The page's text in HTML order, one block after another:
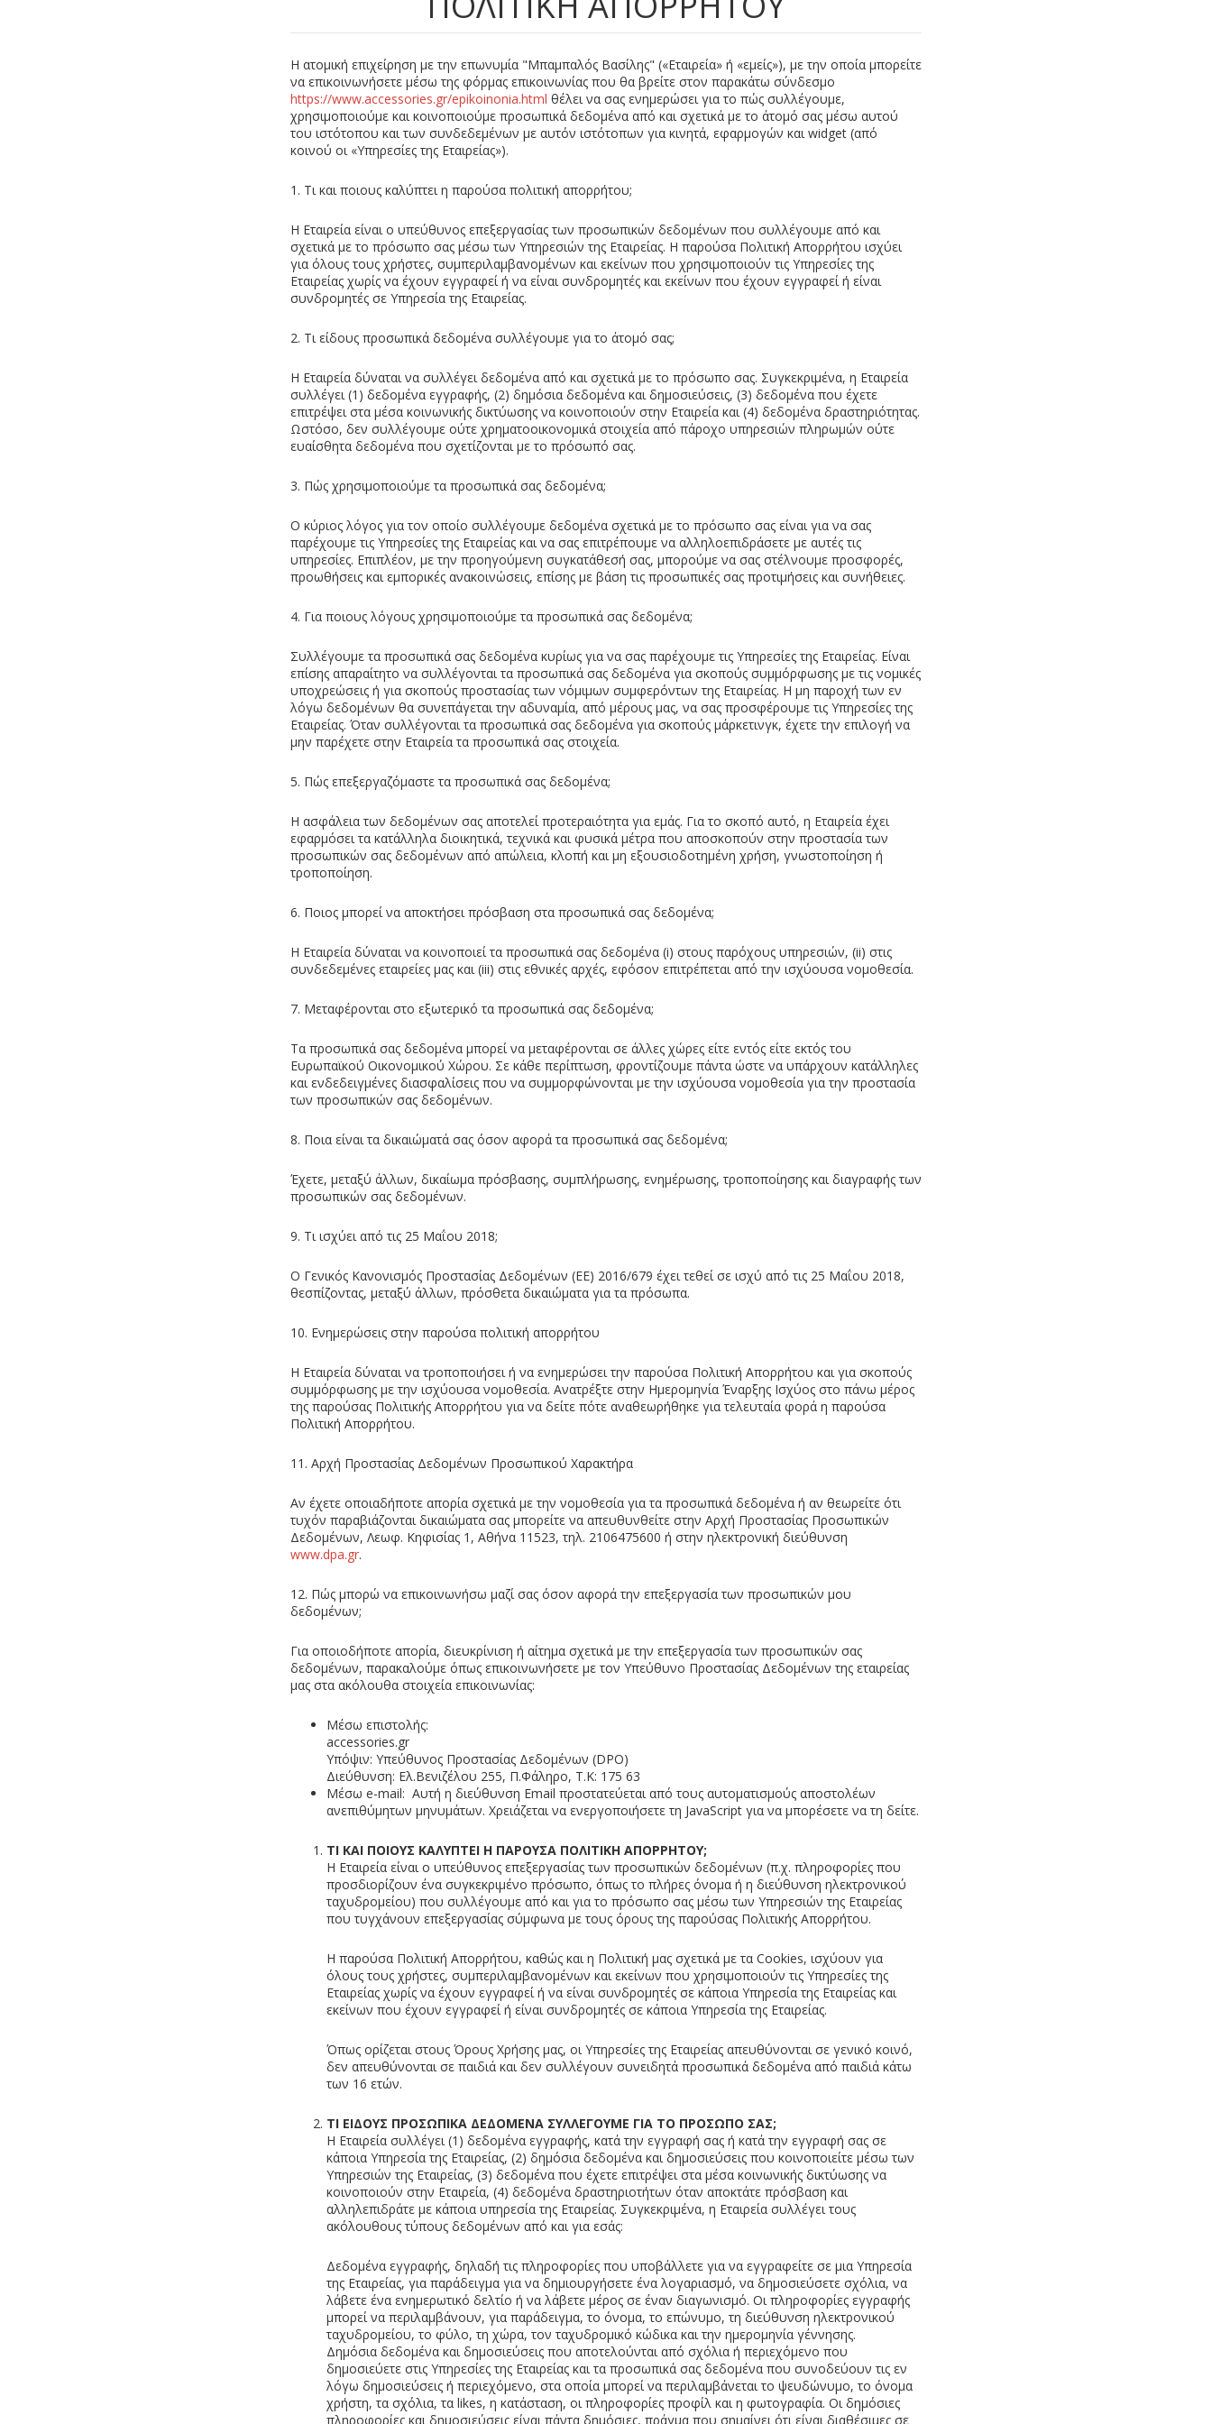
H ατομική επιχείρηση με την επωνυμία "Μπαμπαλός Βασίλης" («Εταιρεία» ή «εμείς»), με την οποία μπορείτε
να επικοινωνήσετε μέσω της φόρμας επικοινωνίας που θα βρείτε στον παρακάτω σύνδεσμο
https://www.accessories.gr/epikoinonia.html θέλει να σας ενημερώσει για το πώς συλλέγουμε,
χρησιμοποιούμε και κοινοποιούμε προσωπικά δεδομένα από και σχετικά με το άτομό σας μέσω αυτού
του ιστότοπου και των συνδεδεμένων με αυτόν ιστότοπων για κινητά, εφαρμογών και widget (από
κοινού οι «Υπηρεσίες της Εταιρείας»).
1. Τι και ποιους καλύπτει η παρούσα πολιτική απορρήτου;
Η Εταιρεία είναι ο υπεύθυνος επεξεργασίας των προσωπικών δεδομένων που συλλέγουμε από και
σχετικά με το πρόσωπο σας μέσω των Υπηρεσιών της Εταιρείας. Η παρούσα Πολιτική Απορρήτου ισχύει
για όλους τους χρήστες, συμπεριλαμβανομένων και εκείνων που χρησιμοποιούν τις Υπηρεσίες της
Εταιρείας χωρίς να έχουν εγγραφεί ή να είναι συνδρομητές και εκείνων που έχουν εγγραφεί ή είναι
συνδρομητές σε Υπηρεσία της Εταιρείας.
2. Τι είδους προσωπικά δεδομένα συλλέγουμε για το άτομό σας;
Η Εταιρεία δύναται να συλλέγει δεδομένα από και σχετικά με το πρόσωπο σας. Συγκεκριμένα, η Εταιρεία
συλλέγει (1) δεδομένα εγγραφής, (2) δημόσια δεδομένα και δημοσιεύσεις, (3) δεδομένα που έχετε
επιτρέψει στα μέσα κοινωνικής δικτύωσης να κοινοποιούν στην Εταιρεία και (4) δεδομένα δραστηριότητας.
Ωστόσο, δεν συλλέγουμε ούτε χρηματοοικονομικά στοιχεία από πάροχο υπηρεσιών πληρωμών ούτε
ευαίσθητα δεδομένα που σχετίζονται με το πρόσωπό σας.
3. Πώς χρησιμοποιούμε τα προσωπικά σας δεδομένα;
Ο κύριος λόγος για τον οποίο συλλέγουμε δεδομένα σχετικά με το πρόσωπο σας είναι για να σας
παρέχουμε τις Υπηρεσίες της Εταιρείας και να σας επιτρέπουμε να αλληλοεπιδράσετε με αυτές τις
υπηρεσίες. Επιπλέον, με την προηγούμενη συγκατάθεσή σας, μπορούμε να σας στέλνουμε προσφορές,
προωθήσεις και εμπορικές ανακοινώσεις, επίσης με βάση τις προσωπικές σας προτιμήσεις και συνήθειες.
4. Για ποιους λόγους χρησιμοποιούμε τα προσωπικά σας δεδομένα;
Συλλέγουμε τα προσωπικά σας δεδομένα κυρίως για να σας παρέχουμε τις Υπηρεσίες της Εταιρείας. Είναι
επίσης απαραίτητο να συλλέγονται τα προσωπικά σας δεδομένα για σκοπούς συμμόρφωσης με τις νομικές
υποχρεώσεις ή για σκοπούς προστασίας των νόμιμων συμφερόντων της Εταιρείας. Η μη παροχή των εν
λόγω δεδομένων θα συνεπάγεται την αδυναμία, από μέρους μας, να σας προσφέρουμε τις Υπηρεσίες της
Εταιρείας. Όταν συλλέγονται τα προσωπικά σας δεδομένα για σκοπούς μάρκετινγκ, έχετε την επιλογή να
μην παρέχετε στην Εταιρεία τα προσωπικά σας στοιχεία.
5. Πώς επεξεργαζόμαστε τα προσωπικά σας δεδομένα;
Η ασφάλεια των δεδομένων σας αποτελεί προτεραιότητα για εμάς. Για το σκοπό αυτό, η Εταιρεία έχει
εφαρμόσει τα κατάλληλα διοικητικά, τεχνικά και φυσικά μέτρα που αποσκοπούν στην προστασία των
προσωπικών σας δεδομένων από απώλεια, κλοπή και μη εξουσιοδοτημένη χρήση, γνωστοποίηση ή
τροποποίηση.
6. Ποιος μπορεί να αποκτήσει πρόσβαση στα προσωπικά σας δεδομένα;
Η Εταιρεία δύναται να κοινοποιεί τα προσωπικά σας δεδομένα (i) στους παρόχους υπηρεσιών, (ii) στις
συνδεδεμένες εταιρείες μας και (iii) στις εθνικές αρχές, εφόσον επιτρέπεται από την ισχύουσα νομοθεσία.
7. Μεταφέρονται στο εξωτερικό τα προσωπικά σας δεδομένα;
Τα προσωπικά σας δεδομένα μπορεί να μεταφέρονται σε άλλες χώρες είτε εντός είτε εκτός του
Ευρωπαϊκού Οικονομικού Χώρου. Σε κάθε περίπτωση, φροντίζουμε πάντα ώστε να υπάρχουν κατάλληλες
και ενδεδειγμένες διασφαλίσεις που να συμμορφώνονται με την ισχύουσα νομοθεσία για την προστασία
των προσωπικών σας δεδομένων.
8. Ποια είναι τα δικαιώματά σας όσον αφορά τα προσωπικά σας δεδομένα;
Έχετε, μεταξύ άλλων, δικαίωμα πρόσβασης, συμπλήρωσης, ενημέρωσης, τροποποίησης και διαγραφής των
προσωπικών σας δεδομένων.
9. Τι ισχύει από τις 25 Μαΐου 2018;
Ο Γενικός Κανονισμός Προστασίας Δεδομένων (ΕΕ) 2016/679 έχει τεθεί σε ισχύ από τις 25 Μαΐου 2018,
θεσπίζοντας, μεταξύ άλλων, πρόσθετα δικαιώματα για τα πρόσωπα.
10. Ενημερώσεις στην παρούσα πολιτική απορρήτου
Η Εταιρεία δύναται να τροποποιήσει ή να ενημερώσει την παρούσα Πολιτική Απορρήτου και για σκοπούς
συμμόρφωσης με την ισχύουσα νομοθεσία. Ανατρέξτε στην Ημερομηνία Έναρξης Ισχύος στο πάνω μέρος
της παρούσας Πολιτικής Απορρήτου για να δείτε πότε αναθεωρήθηκε για τελευταία φορά η παρούσα
Πολιτική Απορρήτου.
11. Αρχή Προστασίας Δεδομένων Προσωπικού Χαρακτήρα
Αν έχετε οποιαδήποτε απορία σχετικά με την νομοθεσία για τα προσωπικά δεδομένα ή αν θεωρείτε ότι
τυχόν παραβιάζονται δικαιώματα σας μπορείτε να απευθυνθείτε στην Αρχή Προστασίας Προσωπικών
Δεδομένων, Λεωφ. Κηφισίας 1, Αθήνα 11523, τηλ. 2106475600 ή στην ηλεκτρονική διεύθυνση
www.dpa.gr.
12. Πώς μπορώ να επικοινωνήσω μαζί σας όσον αφορά την επεξεργασία των προσωπικών μου
δεδομένων;
Για οποιοδήποτε απορία, διευκρίνιση ή αίτημα σχετικά με την επεξεργασία των προσωπικών σας
δεδομένων, παρακαλούμε όπως επικοινωνήσετε με τον Υπεύθυνο Προστασίας Δεδομένων της εταιρείας
μας στα ακόλουθα στοιχεία επικοινωνίας:
Μέσω επιστολής:
accessories.gr
Υπόψιν: Υπεύθυνος Προστασίας Δεδομένων (DPO)
Διεύθυνση: Ελ.Βενιζέλου 255, Π.Φάληρο, Τ.Κ: 175 63
Μέσω e-mail: Αυτή η διεύθυνση Email προστατεύεται από τους αυτοματισμούς αποστολέων
ανεπιθύμητων μηνυμάτων. Χρειάζεται να ενεργοποιήσετε τη JavaScript για να μπορέσετε να τη δείτε.
ΤΙ ΚΑΙ ΠΟΙΟΥΣ ΚΑΛΥΠΤΕΙ Η ΠΑΡΟΥΣΑ ΠΟΛΙΤΙΚΗ ΑΠΟΡΡΗΤΟΥ;
Η Εταιρεία είναι ο υπεύθυνος επεξεργασίας των προσωπικών δεδομένων (π.χ. πληροφορίες που
προσδιορίζουν ένα συγκεκριμένο πρόσωπο, όπως το πλήρες όνομα ή η διεύθυνση ηλεκτρονικού
ταχυδρομείου) που συλλέγουμε από και για το πρόσωπο σας μέσω των Υπηρεσιών της Εταιρείας
που τυγχάνουν επεξεργασίας σύμφωνα με τους όρους της παρούσας Πολιτικής Απορρήτου.
Η παρούσα Πολιτική Απορρήτου, καθώς και η Πολιτική μας σχετικά με τα Cookies, ισχύουν για
όλους τους χρήστες, συμπεριλαμβανομένων και εκείνων που χρησιμοποιούν τις Υπηρεσίες της
Εταιρείας χωρίς να έχουν εγγραφεί ή να είναι συνδρομητές σε κάποια Υπηρεσία της Εταιρείας και
εκείνων που έχουν εγγραφεί ή είναι συνδρομητές σε κάποια Υπηρεσία της Εταιρείας.
Όπως ορίζεται στους Όρους Χρήσης μας, οι Υπηρεσίες της Εταιρείας απευθύνονται σε γενικό κοινό,
δεν απευθύνονται σε παιδιά και δεν συλλέγουν συνειδητά προσωπικά δεδομένα από παιδιά κάτω
των 16 ετών.
ΤΙ ΕΙΔΟΥΣ ΠΡΟΣΩΠΙΚΑ ΔΕΔΟΜΕΝΑ ΣΥΛΛΕΓΟΥΜΕ ΓΙΑ ΤΟ ΠΡΟΣΩΠΟ ΣΑΣ;
Η Εταιρεία συλλέγει (1) δεδομένα εγγραφής, κατά την εγγραφή σας ή κατά την εγγραφή σας σε
κάποια Υπηρεσία της Εταιρείας, (2) δημόσια δεδομένα και δημοσιεύσεις που κοινοποιείτε μέσω των
Υπηρεσιών της Εταιρείας, (3) δεδομένα που έχετε επιτρέψει στα μέσα κοινωνικής δικτύωσης να
κοινοποιούν στην Εταιρεία, (4) δεδομένα δραστηριοτήτων όταν αποκτάτε πρόσβαση και
αλληλεπιδράτε με κάποια υπηρεσία της Εταιρείας. Συγκεκριμένα, η Εταιρεία συλλέγει τους
ακόλουθους τύπους δεδομένων από και για εσάς:
Δεδομένα εγγραφής, δηλαδή τις πληροφορίες που υποβάλλετε για να εγγραφείτε σε μια Υπηρεσία
της Εταιρείας, για παράδειγμα για να δημιουργήσετε ένα λογαριασμό, να δημοσιεύσετε σχόλια, να
λάβετε ένα ενημερωτικό δελτίο ή να λάβετε μέρος σε έναν διαγωνισμό. Οι πληροφορίες εγγραφής
μπορεί να περιλαμβάνουν, για παράδειγμα, το όνομα, το επώνυμο, τη διεύθυνση ηλεκτρονικού
ταχυδρομείου, το φύλο, τη χώρα, τον ταχυδρομικό κώδικα και την ημερομηνία γέννησης.
Δημόσια δεδομένα και δημοσιεύσεις που αποτελούνται από σχόλια ή περιεχόμενο που
δημοσιεύετε στις Υπηρεσίες της Εταιρείας και τα προσωπικά σας δεδομένα που συνοδεύουν τις εν
λόγω δημοσιεύσεις ή περιεχόμενο, στα οποία μπορεί να περιλαμβάνεται το ψευδώνυμο, το όνομα
χρήστη, τα σχόλια, τα likes, η κατάσταση, οι πληροφορίες προφίλ και η φωτογραφία. Οι δημόσιες
πληροφορίες και δημοσιεύσεις είναι πάντα δημόσιες, πράγμα που σημαίνει ότι είναι διαθέσιμες σε